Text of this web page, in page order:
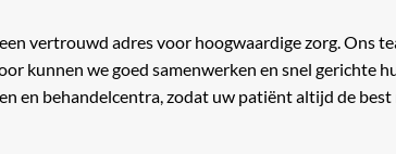
vertrouwd adres voor hoogwaardige zorg. Ons
kunnen we goed samenwerken en snel gerichte
en behandelcentra, zodat uw patiënt altijd de